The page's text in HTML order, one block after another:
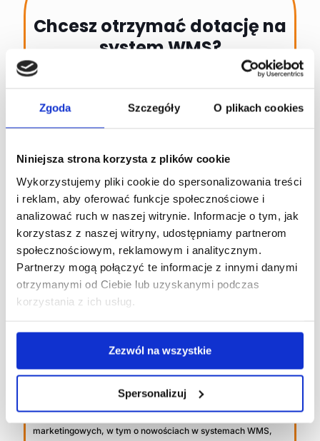
Zgoda Szczegóły O plikach cookies
Niniejsza strona korzysta z plików cookie
Wykorzystujemy pliki cookie do spersonalizowania treści
i reklam, aby oferować funkcje społecznościowe i
analizować ruch w naszej witrynie. Informacje o tym, jak
korzystasz z naszej witryny, udostępniamy partnerom
społecznościowym, reklamowym i analitycznym.
Partnerzy mogą połączyć te informacje z innymi danymi
otrzymanymi od Ciebie lub uzyskanymi podczas
korzystania z ich usług.
Zezwól na wszystkie
Spersonalizuj
Chcesz otrzymać dotację na
system WMS?
Pomożemy Ci uzyskać Bon na cyfryzację.
Wyrażam zgodę na przetwarzanie przez
Administratora tej strony moich danych osobowych, w celu
uzyskania drogą telefoniczną lub elektroniczną odpowiedzi na
Wyrażam zgodę na otrzymywanie informacji
marketingowych, w tym o nowościach w systemach WMS,